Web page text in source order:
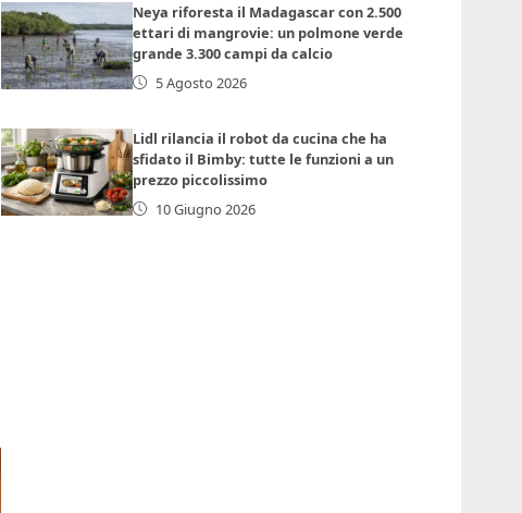
Neya riforesta il Madagascar con 2.500
ettari di mangrovie: un polmone verde
grande 3.300 campi da calcio
5 Agosto 2026
Lidl rilancia il robot da cucina che ha
sfidato il Bimby: tutte le funzioni a un
prezzo piccolissimo
10 Giugno 2026